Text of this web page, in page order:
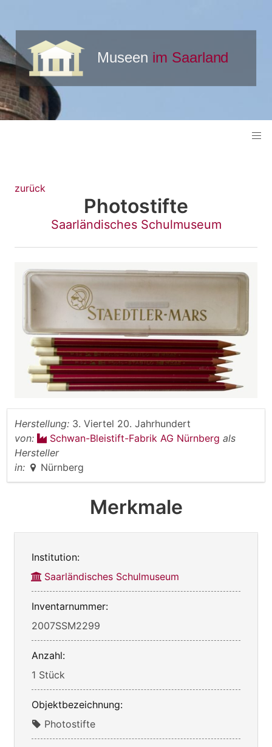
zurück
Photostifte
Saarländisches Schulmuseum
Herstellung: 3. Viertel 20. Jahrhundert
von:
Schwan-Bleistift-Fabrik AG Nürnberg als
Hersteller
in:
Nürnberg
Merkmale
Institution:
Saarländisches Schulmuseum
Inventarnummer:
2007SSM2299
Anzahl:
1 Stück
Objektbezeichnung:
Photostifte